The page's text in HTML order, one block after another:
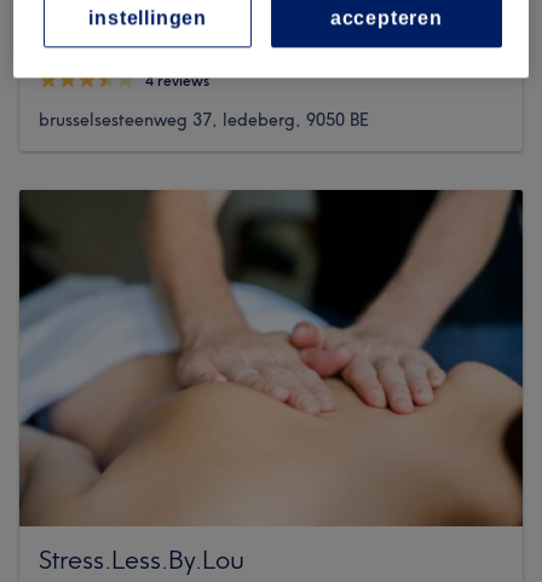
la vie en Rose beauty (women-only)
4 reviews
brusselsesteenweg 37, ledeberg, 9050 BE
Stress.Less.By.Lou
accepteren
instellingen